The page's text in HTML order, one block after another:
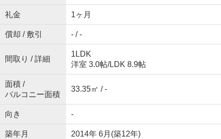
礼金 1ヶ月
償却 / 敷引 - / -
間取り / 詳細
1LDK
洋室 3.0帖/LDK 8.9帖
面積 /
バルコニー面積
33.35㎡ / -
向き -
築年月 2014年 6月(築12年)